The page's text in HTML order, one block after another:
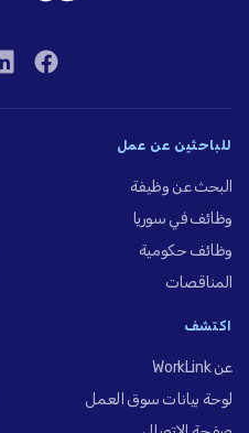
للباحثين عن عمل
البحث عن وظيفة
وظائف في سوريا
وظائف حكومية
المناقصات
اكتشف
عن WorkLink
لوحة بيانات سوق العمل